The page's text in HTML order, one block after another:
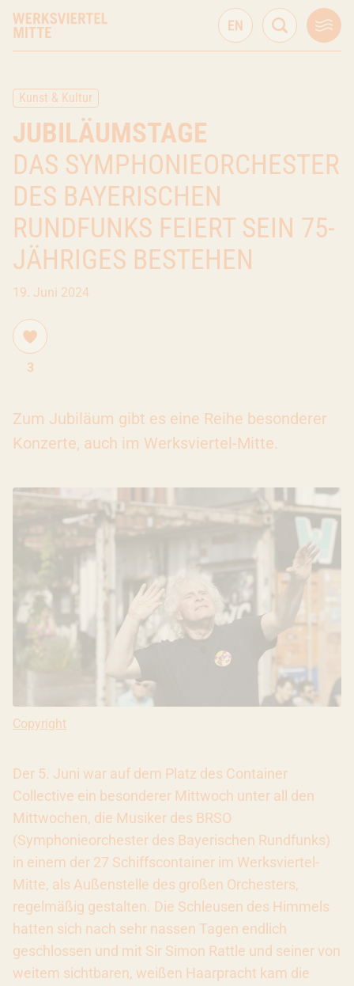
Kunst & Kultur
JUBILÄUMSTAGE
DAS SYMPHONIEORCHESTER
DES BAYERISCHEN
RUNDFUNKS FEIERT SEIN 75-
JÄHRIGES BESTEHEN
19. Juni 2024
3
Zum Jubiläum gibt es eine Reihe besonderer
Konzerte, auch im Werksviertel-Mitte.
Copyright: BR / Astrid Ackermann
Copyright
Der 5. Juni war auf dem Platz des Container
Collective ein besonderer Mittwoch unter all den
Mittwochen, die Musiker des BRSO
(Symphonieorchester des Bayerischen Rundfunks)
in einem der 27 Schiffscontainer im Werksviertel-
Mitte, als Außenstelle des großen Orchesters,
regelmäßig gestalten. Die Schleusen des Himmels
hatten sich nach sehr nassen Tagen endlich
geschlossen und mit Sir Simon Rattle und seiner von
weitem sichtbaren, weißen Haarpracht kam die